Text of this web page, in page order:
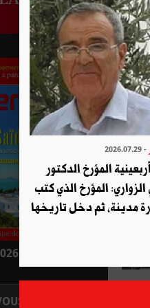
: EN KIOSQUE
- 2026.07.29
المؤرخ الدكتور
المؤرخ الذي كتب
مدينة، ثم دخل تاريخها